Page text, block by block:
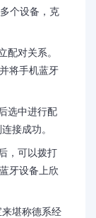
个设备，克
对关系。
将手机蓝牙
选中进行配
接成功。
，可以拨打
牙设备上欣
堪称德系经